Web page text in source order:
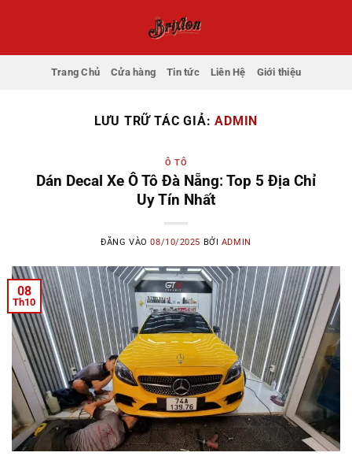
Trang Chủ Cửa hàng Tin tức Liên Hệ Giới thiệu
LƯU TRỮ TÁC GIẢ:ADMIN
Ô TÔ
Dán Decal Xe Ô Tô Đà Nẵng: Top 5 Địa Chỉ
Uy Tín Nhất
ĐĂNG VÀO08/10/2025 BỞI ADMIN
08
Th10